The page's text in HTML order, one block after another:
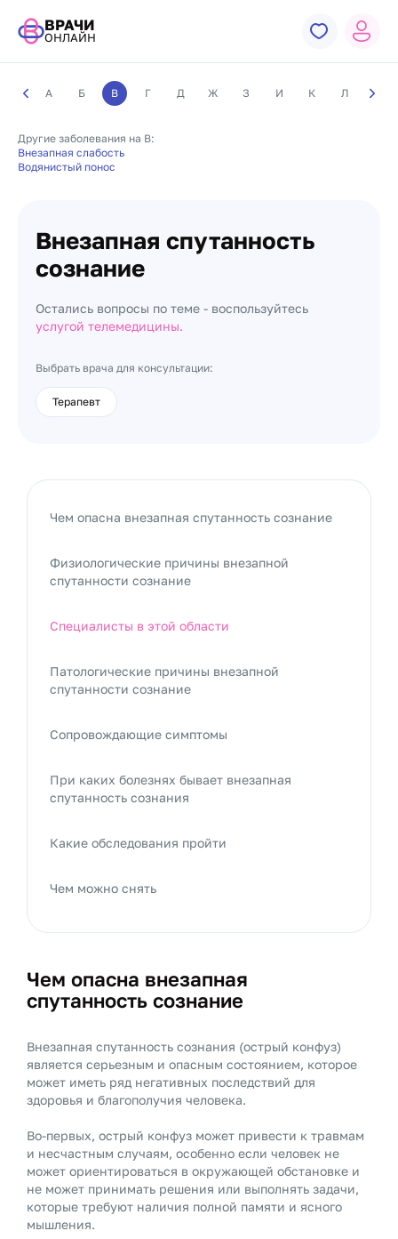
ВРАЧИ
ОНЛАЙН
А Б В Г Д Ж З И К Л М
Другие заболевания на В:
Внезапная слабость
Водянистый понос
Внезапная спутанность
сознание
Остались вопросы по теме - воспользуйтесь
услугой телемедицины.
Выбрать врача для консультации:
Терапевт
Чем опасна внезапная
спутанность сознание
Внезапная спутанность сознания (острый конфуз)
является серьезным и опасным состоянием, которое
может иметь ряд негативных последствий для
здоровья и благополучия человека.
Во-первых, острый конфуз может привести к травмам
и несчастным случаям, особенно если человек не
может ориентироваться в окружающей обстановке и
не может принимать решения или выполнять задачи,
которые требуют наличия полной памяти и ясного
мышления.
Чем опасна внезапная спутанность сознание
Физиологические причины внезапной
спутанности сознание
Специалисты в этой области
Патологические причины внезапной
спутанности сознание
Сопровождающие симптомы
При каких болезнях бывает внезапная
спутанность сознания
Какие обследования пройти
Чем можно снять